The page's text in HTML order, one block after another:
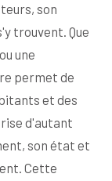
son
trouvent. Que
une
permet de
et des
d'autant
son état et
Cette